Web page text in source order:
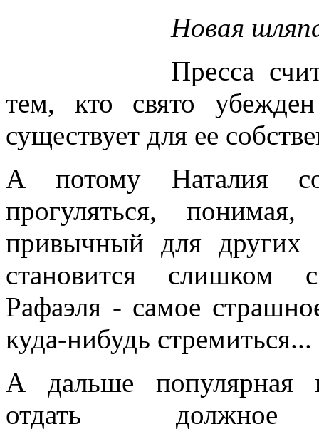
Новая
Пресса
тем, кто свято
существует для ее
А потому Наталия
прогуляться,
привычный для других
становится слишком
Рафаэля - самое
куда-нибудь стремиться...
А дальше популярная
отдать